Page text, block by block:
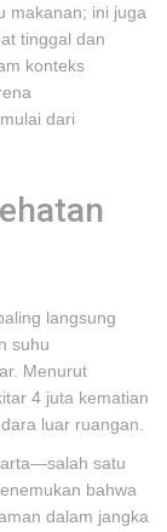
makanan; ini juga
tinggal dan
konteks
dari
langsung
suhu
Menurut
4 juta kematian
luar ruangan.
satu
bahwa
dalam jangka